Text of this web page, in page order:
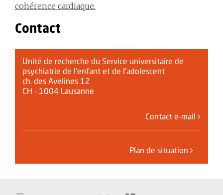
cohérence cardiaque.
Contact
Unité de recherche du Service universitaire de
psychiatrie de l'enfant et de l'adolescent
ch. des Avelines 12
CH - 1004 Lausanne
Contact e-mail
Plan de situation